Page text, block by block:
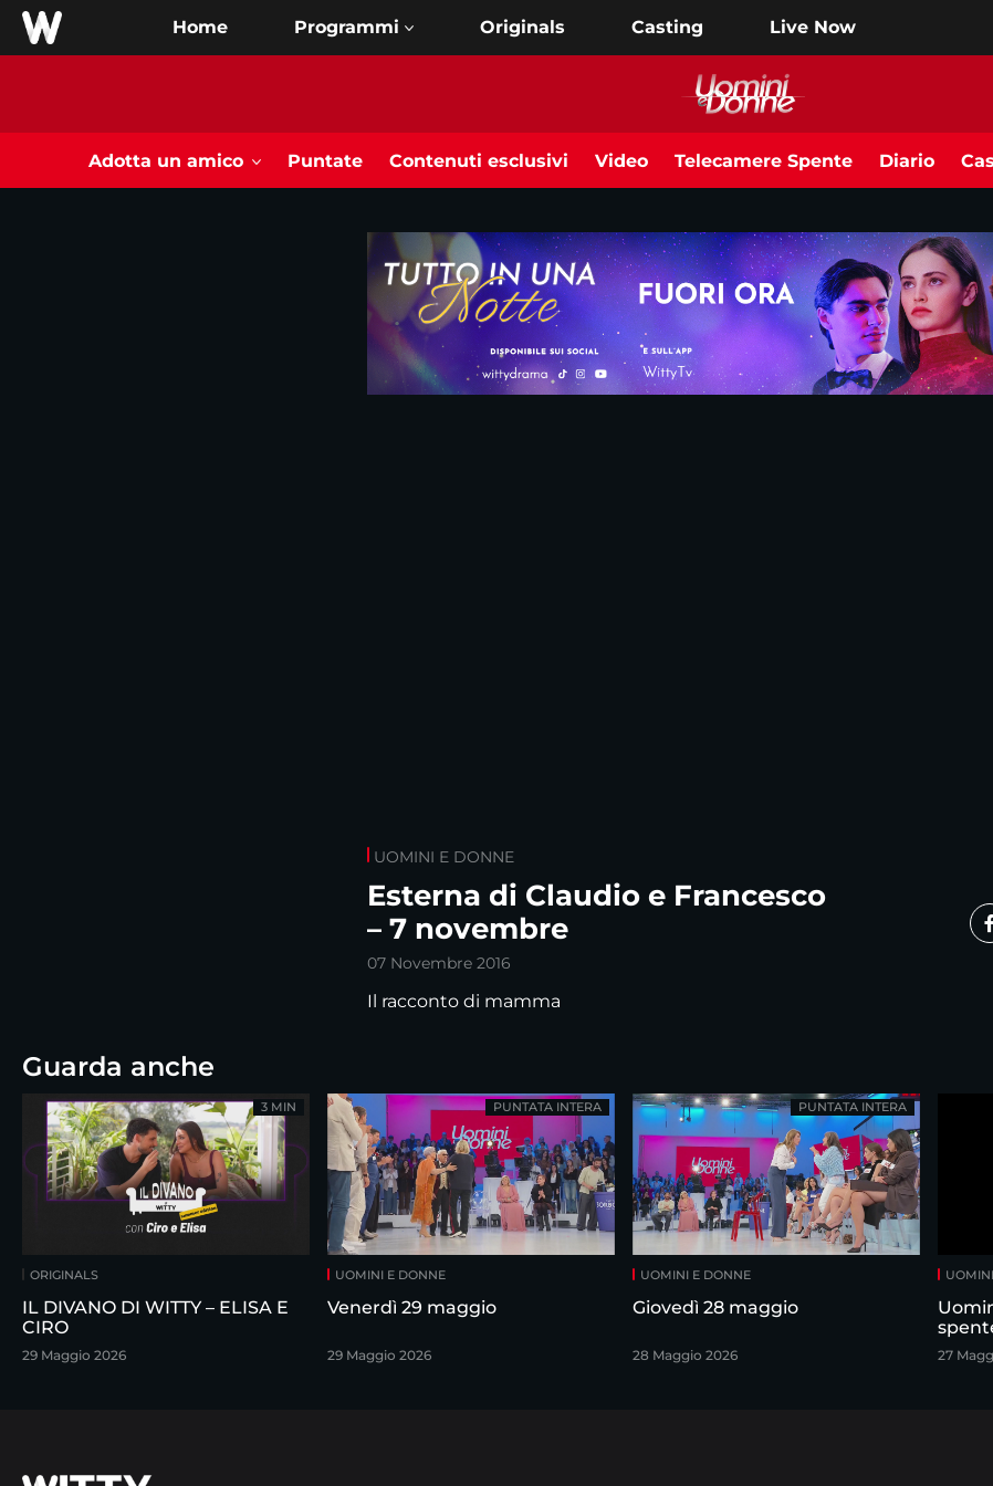
Home Originals Casting Live Now
Adotta un amico Puntate Contenuti esclusivi Video Telecamere Spente Diario
UOMINI E DONNE
Esterna di Claudio e Francesco
– 7 novembre
07 Novembre 2016
Il racconto di mamma
Guarda anche
ORIGINALS
IL DIVANO DI WITTY – ELISA E
CIRO
29 Maggio 2026
3 MIN
UOMINI E DONNE
Venerdì 29 maggio
29 Maggio 2026
PUNTATA INTERA
UOMINI E DONNE
Giovedì 28 maggio
28 Maggio 2026
PUNTATA INTERA
27